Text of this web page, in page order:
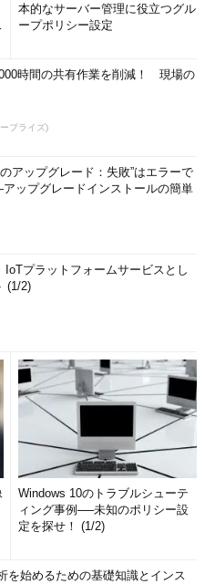
本的なサーバー管理に役立つグル
ープポリシー設定
時間の共有作業を削減！ 現場の
プライズ)
アップグレード：失敗”はエラーで
ップグレードインストールの簡単
IoTプラットフォームサービスとし
(1/2)
Windows 10のトラブルシューテ
ィング事例──未知のポリシー設
定を探せ！ (1/2)
を始めるための基礎知識とインス